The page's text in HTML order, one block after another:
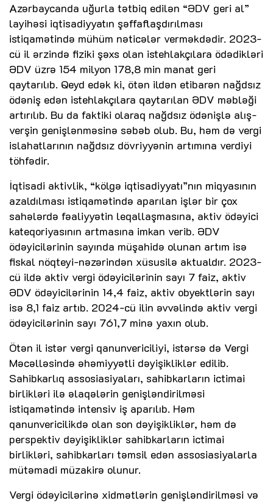
Azərbaycanda uğurla tətbiq edilən “ƏDV geri al”
layihəsi iqtisadiyyatın şəffaflaşdırılması
istiqamətində mühüm nəticələr verməkdədir. 2023-
cü il ərzində fiziki şəxs olan istehlakçılara ödədikləri
ƏDV üzrə 154 milyon 178,8 min manat geri
qaytarılıb. Qeyd edək ki, ötən ildən etibarən nağdsız
ödəniş edən istehlakçılara qaytarılan ƏDV məbləği
artırılıb. Bu da faktiki olaraq nağdsız ödənişlə alış-
verşin genişlənməsinə səbəb olub. Bu, həm də vergi
islahatlarının nağdsız dövriyyənin artımına verdiyi
töhfədir.
İqtisadi aktivlik, “kölgə iqtisadiyyatı”nın miqyasının
azaldılması istiqamətində aparılan işlər bir çox
sahələrdə fəaliyyətin leqallaşmasına, aktiv ödəyici
kateqoriyasının artmasına imkan verib. ƏDV
ödəyicilərinin sayında müşahidə olunan artım isə
fiskal nöqteyi-nəzərindən xüsusilə aktualdır. 2023-
cü ildə aktiv vergi ödəyicilərinin sayı 7 faiz, aktiv
ƏDV ödəyicilərinin 14,4 faiz, aktiv obyektlərin sayı
isə 8,1 faiz artıb. 2024-cü ilin əvvəlində aktiv vergi
ödəyicilərinin sayı 761,7 minə yaxın olub.
Ötən il istər vergi qanunvericiliyi, istərsə də Vergi
Məcəlləsində əhəmiyyətli dəyişikliklər edilib.
Sahibkarlıq assosiasiyaları, sahibkarların ictimai
birlikləri ilə əlaqələrin genişləndirilməsi
istiqamətində intensiv iş aparılıb. Həm
qanunvericilikdə olan son dəyişikliklər, həm də
perspektiv dəyişikliklər sahibkarların ictimai
birlikləri, sahibkarları təmsil edən assosiasiyalarla
mütəmadi müzakirə olunur.
Vergi ödəyicilərinə xidmətlərin genişləndirilməsi və